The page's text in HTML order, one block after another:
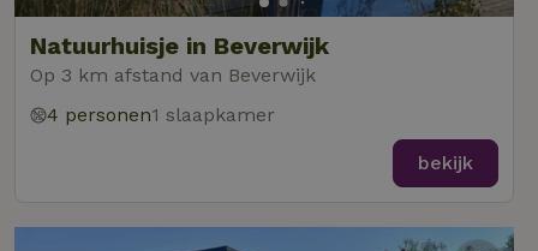
Natuurhuisje in Beverwijk
Op 3 km afstand van Beverwijk
4 personen1 slaapkamer
bekijk